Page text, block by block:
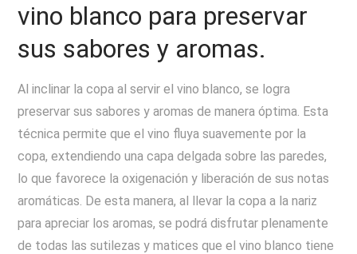
vino blanco para preservar
sus sabores y aromas.
Al inclinar la copa al servir el vino blanco, se logra
preservar sus sabores y aromas de manera óptima. Esta
técnica permite que el vino fluya suavemente por la
copa, extendiendo una capa delgada sobre las paredes,
lo que favorece la oxigenación y liberación de sus notas
aromáticas. De esta manera, al llevar la copa a la nariz
para apreciar los aromas, se podrá disfrutar plenamente
de todas las sutilezas y matices que el vino blanco tiene